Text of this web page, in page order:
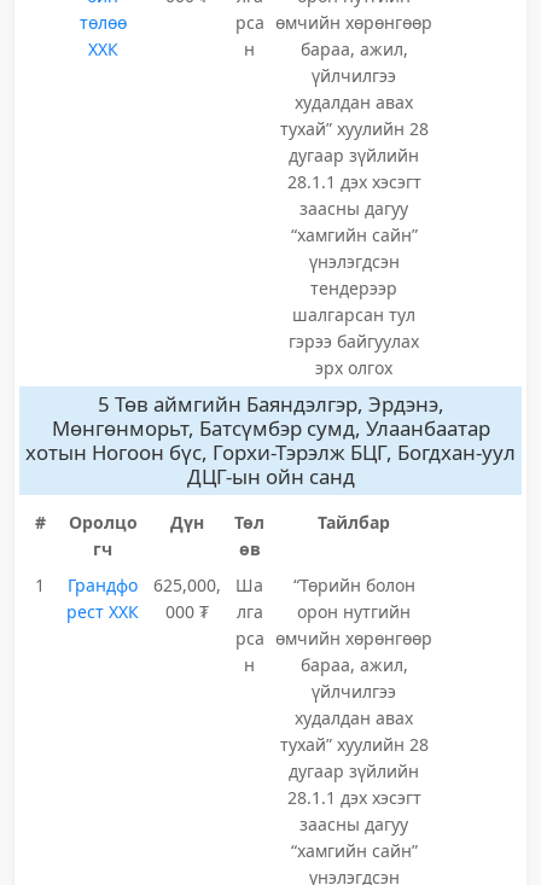
төлөө
ХХК
рса
н
өмчийн хөрөнгөөр
бараа, ажил,
үйлчилгээ
худалдан авах
тухай” хуулийн 28
дугаар зүйлийн
28.1.1 дэх хэсэгт
заасны дагуу
“хамгийн сайн”
үнэлэгдсэн
тендерээр
шалгарсан тул
гэрээ байгуулах
эрх олгох
5 Төв аймгийн Баяндэлгэр, Эрдэнэ,
Мөнгөнморьт, Батсүмбэр сумд, Улаанбаатар
хотын Ногоон бүс, Горхи-Тэрэлж БЦГ, Богдхан-уул
ДЦГ-ын ойн санд
#
Оролцо
гч
Дүн
Төл
өв
Тайлбар
1
Грандфо
рест ХХК
625,000,
000 ₮
Ша
лга
рса
н
“Төрийн болон
орон нутгийн
өмчийн хөрөнгөөр
бараа, ажил,
үйлчилгээ
худалдан авах
тухай” хуулийн 28
дугаар зүйлийн
28.1.1 дэх хэсэгт
заасны дагуу
“хамгийн сайн”
үнэлэгдсэн